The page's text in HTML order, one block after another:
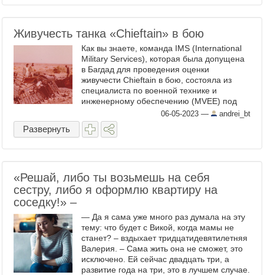
Живучесть танка «Chieftain» в бою
Как вы знаете, команда IMS (International
Military Services), которая была допущена
в Багдад для проведения оценки
живучести Chieftain в бою, состояла из
специалиста по военной технике и
инженерному обеспечению (MVEE) под
прикрытием, который провел подробный
анализ, который позволяет ...
06-05-2023 — andrei_bt
Развернуть
«Решай, либо ты возьмешь на себя
сестру, либо я оформлю квартиру на
соседку!» –
— Да я сама уже много раз думала на эту
тему: что будет с Викой, когда мамы не
станет? – вздыхает тридцатидевятилетняя
Валерия. – Сама жить она не сможет, это
исключено. Ей сейчас двадцать три, а
развитие года на три, это в лучшем случае.